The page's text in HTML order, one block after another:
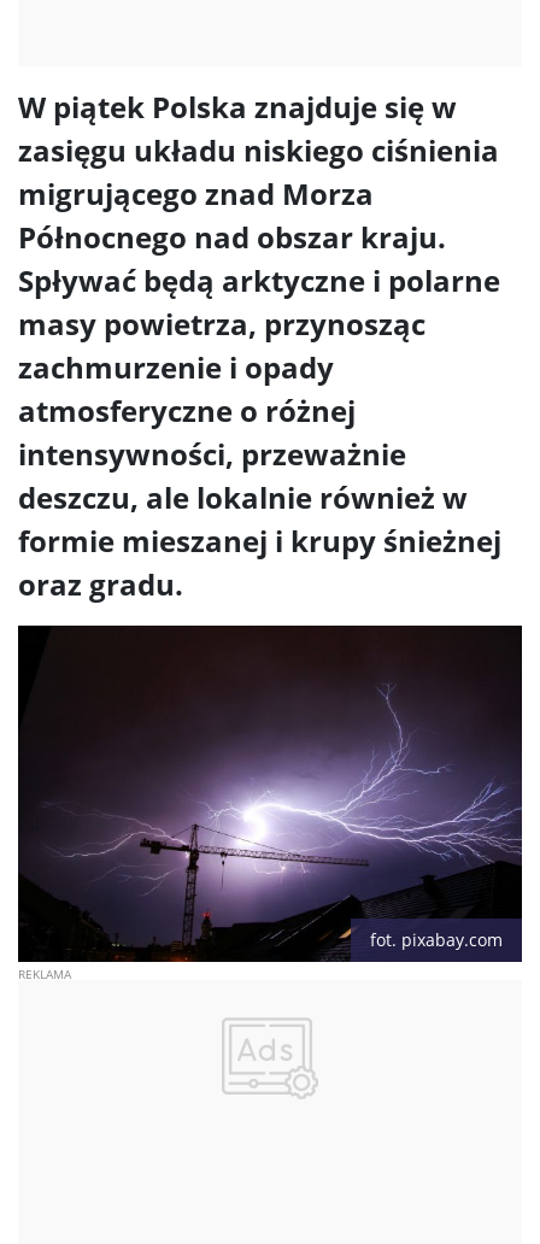
W piątek Polska znajduje się w
zasięgu układu niskiego ciśnienia
migrującego znad Morza
Północnego nad obszar kraju.
Spływać będą arktyczne i polarne
masy powietrza, przynosząc
zachmurzenie i opady
atmosferyczne o różnej
intensywności, przeważnie
deszczu, ale lokalnie również w
formie mieszanej i krupy śnieżnej
oraz gradu.
fot. pixabay.com